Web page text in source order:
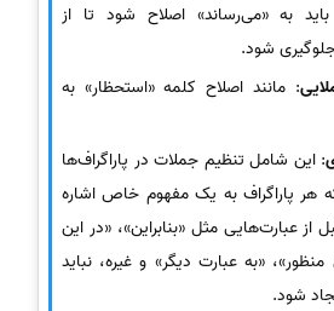
باید به «می‌رساند» اصلاح شود تا از
شود.
: مانند اصلاح کلمه «استحظار» به
: این شامل تنظیم جملات در پاراگراف‌ها
هر پاراگراف به یک مفهوم خاص اشاره
از عبارت‌هایی مثل «بنابراین»، «در این
«به عبارت دیگر» و غیره، نباید
شود.